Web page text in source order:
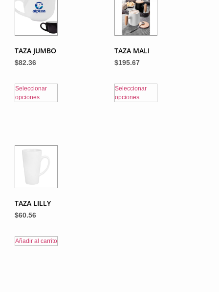
TAZA JUMBO
$82.36
Seleccionar
opciones
TAZA MALI
$195.67
Seleccionar
opciones
TAZA LILLY
$60.56
Añadir al carrito